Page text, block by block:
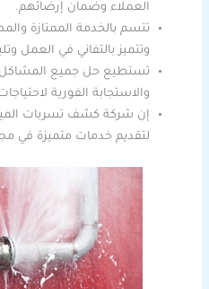
العملاء وضمان إرضائهم.
تتسم بالخدمة الممتازة
وتتميز بالتفاني في العمل
تستطيع حل جميع المشاكل
والاستجابة الفورية
إن شركة كشف تسربات
لتقديم خدمات متميزة في